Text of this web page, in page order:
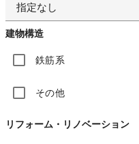
指定なし
建物構造
鉄筋系
その他
リフォーム・リノベーション